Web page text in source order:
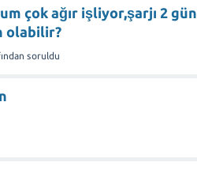
çok ağır işliyor,şarjı 2 gün
olabilir?
soruldu